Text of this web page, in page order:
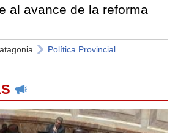
al avance de la reforma
Política Provincial